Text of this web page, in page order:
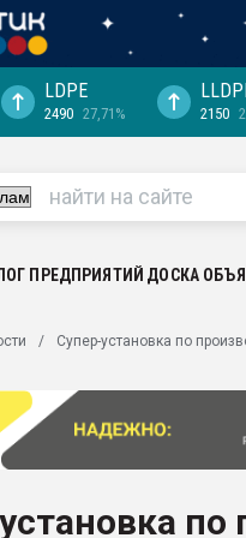
выходит на
рынке
LDPE
2490 27,71% 2150
ПРЕДПРИЯТИЙ ДОСКА
Супер-установка по
по